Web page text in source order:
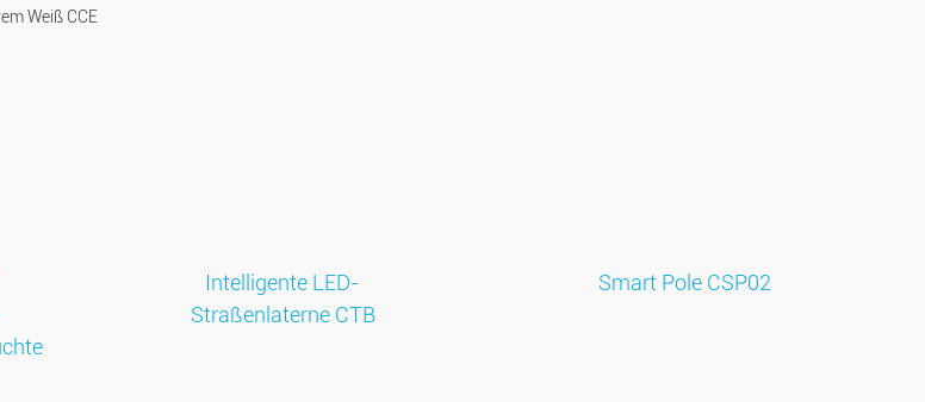
Intelligente LED-
Straßenlaterne CTB
Smart Pole CSP02